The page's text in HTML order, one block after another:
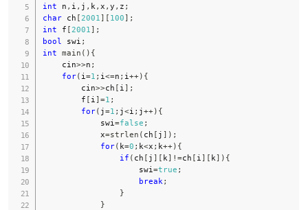
int n , i , j , k , x , y , z ;
char ch [2001 ] [ 100] ;
int f [2001 ] ;
bool
swi ;
int main ( ) {
    cin
>>n ;
for( i =1 ; i <=n ; i ++) {
        cin
>>ch [ i ] ;
        f
[ i ]=1 ;
for( j=1 ; j<i ; j++) {
            swi
=false ;
            x
=strlen ( ch [ j ] ) ;
for( k=0 ; k<x ; k++) {
if ( ch [ j ] [ k] !=ch [ i ] [ k] ) {
                    swi
=true ;
break ;
}
}